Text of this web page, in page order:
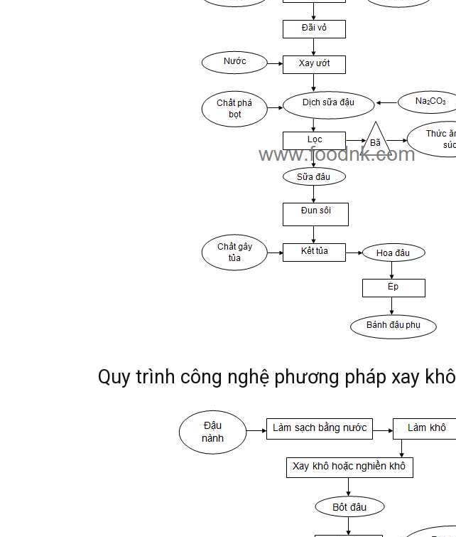
Quy trình công nghệ phương pháp xay khô